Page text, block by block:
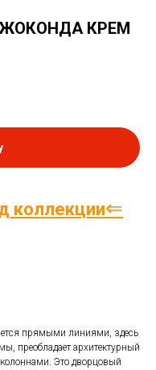
КРЕМ
коллекции⇐
прямыми линиями, здесь
преобладает архитектурный
Это дворцовый